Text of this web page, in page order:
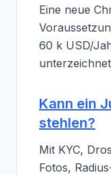
Eine neue
60 k USD/
Kann ein
stehlen?
Mit KYC,
Fotos,